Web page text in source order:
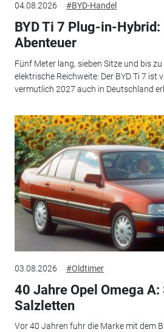
04.08.2026 #BYD-Handel
BYD Ti 7 Plug-in-Hybrid:
Abenteuer
Fünf Meter lang, sieben Sitze und bis
elektrische Reichweite: Der BYD Ti 7 ist
vermutlich 2027 auch in Deutschland
03.08.2026 #Oldtimer
40 Jahre Opel Omega
Salzletten
Vor 40 Jahren fuhr die Marke mit dem